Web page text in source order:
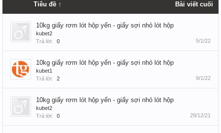
Tiêu đề ↑ Bài viết cuối
10kg giấy rơm lót hộp yến - giấy sợi nhỏ lót hộp
kubet2
Trả lời:
0 5/1/22
10kg giấy rơm lót hộp yến - giấy sợi nhỏ lót hộp
kubet1
Trả lời:
2 9/1/22
10kg giấy rơm lót hộp yến - giấy sợi nhỏ lót hộp
kubet2
Trả lời:
0 29/12/21